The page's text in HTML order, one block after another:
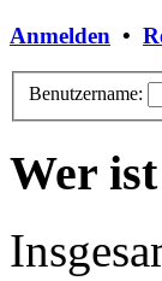
Anmelden •
Benutzername:
Wer